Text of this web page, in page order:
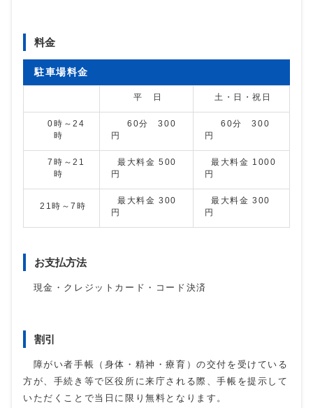
料金
駐車場料金
平 日 土・日・祝日
0時～24
時
60分 300
円
60分 300
円
7時～21
時
最大料金 500
円
最大料金 1000
円
21時～7時
最大料金 300
円
最大料金 300
円
お支払方法
現金・クレジットカード・コード決済
割引
障がい者手帳（身体・精神・療育）の交付を受けている
方が、手続き等で区役所に来庁される際、手帳を提示して
いただくことで当日に限り無料となります。